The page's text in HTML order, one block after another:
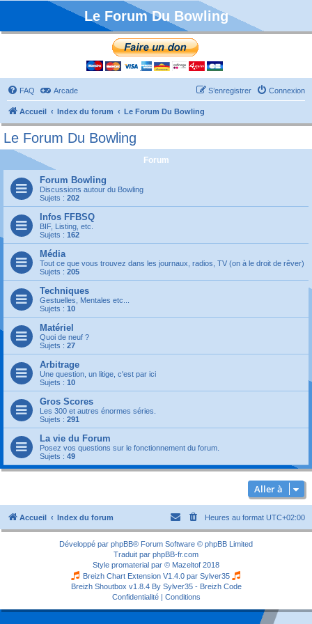
Le Forum Du Bowling
FAQ Arcade Connexion
S’enregistrer
Accueil Index du forum Le Forum Du Bowling
Le Forum Du Bowling
Forum
Forum Bowling
Discussions autour du Bowling
Sujets : 202
Infos FFBSQ
BIF, Listing, etc.
Sujets : 162
Média
Tout ce que vous trouvez dans les journaux, radios, TV (on à le droit de rêver)
Sujets : 205
Techniques
Gestuelles, Mentales etc...
Sujets : 10
Matériel
Quoi de neuf ?
Sujets : 27
Arbitrage
Une question, un litige, c'est par ici
Sujets : 10
Gros Scores
Les 300 et autres énormes séries.
Sujets : 291
La vie du Forum
Posez vos questions sur le fonctionnement du forum.
Sujets : 49
Aller à
Accueil Index du forum Heures au format UTC+02:00
Développé par phpBB® Forum Software © phpBB Limited
Traduit par phpBB-fr.com
Style promaterial par © Mazeltof 2018
Breizh Chart Extension V1.4.0 par Sylver35
Breizh Shoutbox v1.8.4 By Sylver35 - Breizh Code
Confidentialité| Conditions